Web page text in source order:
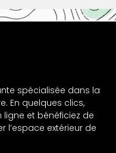
spécialisée dans la
En quelques clics,
et bénéficiez de
l’espace extérieur de